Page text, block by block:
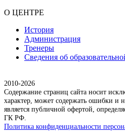
О ЦЕНТРЕ
История
Администрация
Тренеры
Сведения об
2010-2026
Содержание страниц сайта носит
характер, может содержать ошибки и
является публичной офертой,
ГК РФ.
Политика конфиденциальности